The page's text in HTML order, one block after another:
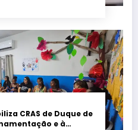
CRAS de Duque de
e à